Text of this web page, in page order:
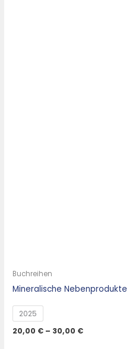
Buchreihen
Mineralische Nebenprodukte
2025
20,00 € – 30,00 €